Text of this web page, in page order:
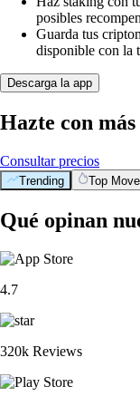
posibles
Guarda tus
disponible con la
Descarga la app
Hazte con
Consultar precios
Trending Top
Qué opinan
4.7
320k Reviews